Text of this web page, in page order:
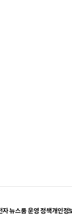
자 뉴스룸 운영 정책개인정